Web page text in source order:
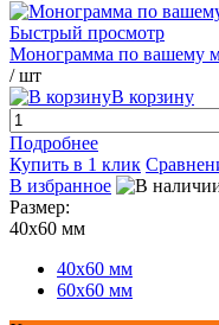
Быстрый просмотр
Монограмма по вашему
/ шт
В корзину
Подробнее
Купить в 1 клик
В избранное
Размер:
40х60 мм
40х60 мм
60х60 мм